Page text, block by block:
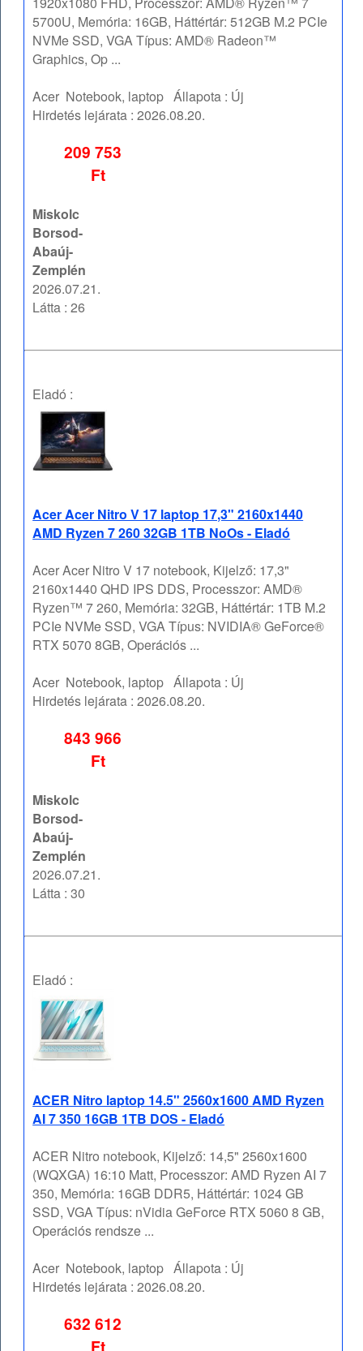
5700U, Memória: 16GB, Háttértár: 512GB M.2 PCIe
NVMe SSD, VGA Típus: AMD® Radeon™
Graphics, Op ...
Acer Notebook, laptop Állapota : Új
Hirdetés lejárata :2026.08.20.
209 753
Ft
Miskolc
Borsod-
Abaúj-
Zemplén
2026.07.21.
Látta : 26
Eladó :
Acer Acer Nitro V 17 laptop 17,3" 2160x1440
AMD Ryzen 7 260 32GB 1TB NoOs - Eladó
Acer Acer Nitro V 17 notebook, Kijelző: 17,3"
2160x1440 QHD IPS DDS, Processzor: AMD®
Ryzen™ 7 260, Memória: 32GB, Háttértár: 1TB M.2
PCIe NVMe SSD, VGA Típus: NVIDIA® GeForce®
RTX 5070 8GB, Operációs ...
Acer Notebook, laptop Állapota : Új
Hirdetés lejárata :2026.08.20.
843 966
Ft
Miskolc
Borsod-
Abaúj-
Zemplén
2026.07.21.
Látta : 30
Eladó :
ACER Nitro laptop 14.5" 2560x1600 AMD Ryzen
AI 7 350 16GB 1TB DOS - Eladó
ACER Nitro notebook, Kijelző: 14,5" 2560x1600
(WQXGA) 16:10 Matt, Processzor: AMD Ryzen AI 7
350, Memória: 16GB DDR5, Háttértár: 1024 GB
SSD, VGA Típus: nVidia GeForce RTX 5060 8 GB,
Operációs rendsze ...
Acer Notebook, laptop Állapota : Új
Hirdetés lejárata :2026.08.20.
632 612
Ft